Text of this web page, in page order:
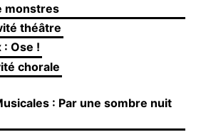
monstres
théâtre
: Ose !
chorale
: Par une sombre nuit